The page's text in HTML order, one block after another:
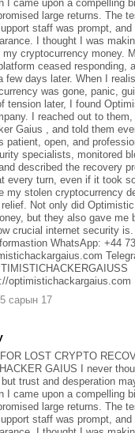
I came upon a compelling
large returns. The
staff was prompt,
I thought I was
my cryptocurrency money.
ceased responding,
few days later. When I
was gone, panic,
tension later, I found
I reached out to
Gaius , and told them
patient, open, and
specialists, monitored
described the recovery
every turn, even if it took
my stolen cryptocurrency
Not only did
but they also gave me
crucial internet security is.
WhatsApp: +44
optimistichackargaius.com
сарын 17
LOST CRYPTO
GAIUS I never
trust and desperation
I came upon a compelling
large returns. The
staff was prompt,